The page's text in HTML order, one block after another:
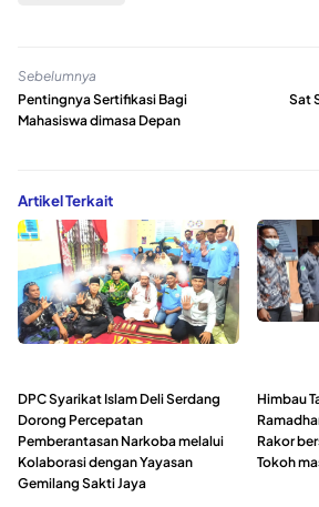
Sebelumnya
Pentingnya Sertifikasi Bagi
Mahasiswa dimasa Depan
Sat
Artikel Terkait
DPC Syarikat Islam Deli Serdang
Dorong Percepatan
Pemberantasan Narkoba melalui
Kolaborasi dengan Yayasan
Gemilang Sakti Jaya
Himbau
Rakor
Tokoh